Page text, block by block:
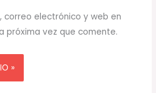
correo electrónico y web en
próxima vez que comente.